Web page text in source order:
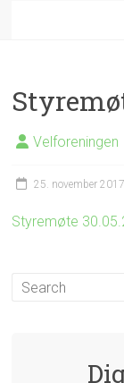
Velforeningen
25. november 2017
Styremøte